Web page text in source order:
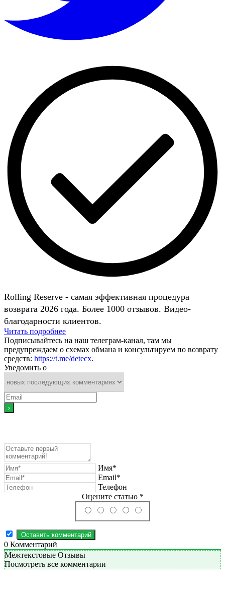
Rolling Reserve - самая эффективная процедура
возврата 2026 года. Более 1000 отзывов. Видео-
благодарности клиентов.
Читать подробнее
Подписывайтесь на наш телеграм-канал, там мы
предупреждаем о схемах обмана и консультируем по возврату
средств: https://t.me/detecx.
Уведомить о
Имя*
Email*
Телефон
Оцените статью *
0 Комментарий
Межтекстовые Отзывы
Посмотреть все комментарии